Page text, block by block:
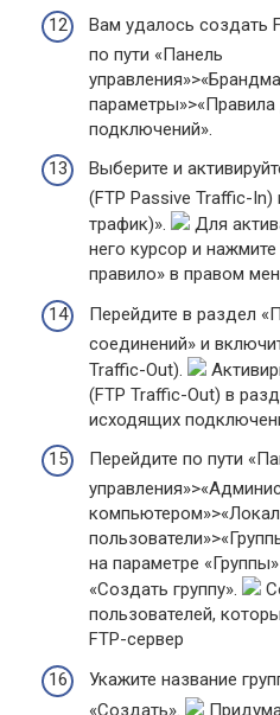
Вам удалось создать
по пути «Панель
подключений».
Выберите и
(FTP Passive Traffic-
трафик)».
Для
него курсор и
правило» в правом
Перейдите в раздел
соединений» и
Traffic-Out).
(FTP Traffic-Out) в
исходящих
Перейдите по пути
на параметре
«Создать группу».
пользователей,
FTP-сервер
Укажите название
«Создать».